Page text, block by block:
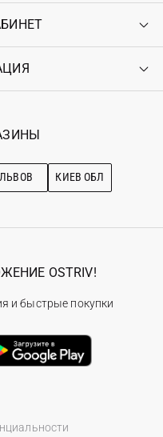
уходу
ЛЬВОВ КИЕВ ОБЛ
OSTRIV!
и быстрые покупки